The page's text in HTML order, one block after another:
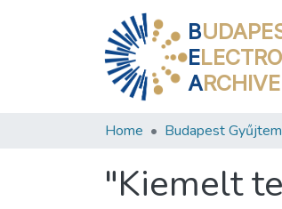
B
E
ARCHIVE
Home Budapest
"Kiemelt